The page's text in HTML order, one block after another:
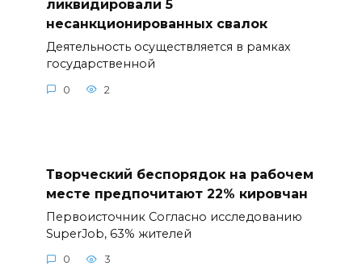
ликвидировали 5
несанкционированных свалок
Деятельность осуществляется в рамках
государственной
0 2
Творческий беспорядок на рабочем
месте предпочитают 22% кировчан
Первоисточник Согласно исследованию
SuperJob, 63% жителей
0 3